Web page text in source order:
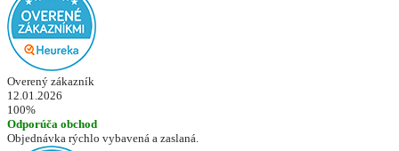
Overený zákazník
12.01.2026
100%
Odporúča obchod
Objednávka rýchlo vybavená a zaslaná.